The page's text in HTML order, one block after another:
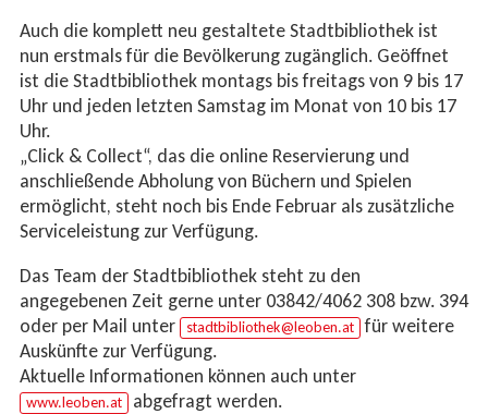
Auch die komplett neu gestaltete Stadtbibliothek ist
nun erstmals für die Bevölkerung zugänglich. Geöffnet
ist die Stadtbibliothek montags bis freitags von 9 bis 17
Uhr und jeden letzten Samstag im Monat von 10 bis 17
Uhr.
„Click & Collect“, das die online Reservierung und
anschließende Abholung von Büchern und Spielen
ermöglicht, steht noch bis Ende Februar als zusätzliche
Serviceleistung zur Verfügung.
Das Team der Stadtbibliothek steht zu den
angegebenen Zeit gerne unter 03842/4062 308 bzw. 394
oder per Mail unter
stadtbibliothek@leoben.at für weitere
Auskünfte zur Verfügung.
Aktuelle Informationen können auch unter
www.leoben.at abgefragt werden.